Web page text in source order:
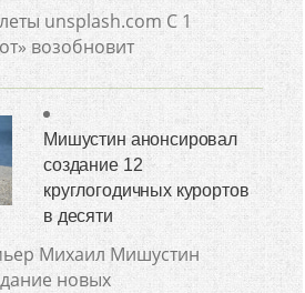
unsplash.com С 1
возобновит
Мишустин анонсировал
создание 12
круглогодичных курортов
в десяти
Михаил Мишустин
новых